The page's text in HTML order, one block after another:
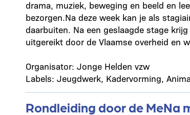
drama, muziek, beweging en beeld en
bezorgen.Na deze week kan je als
daarbuiten. Na een geslaagde stage
uitgereikt door de Vlaamse overheid en
Organisator: Jonge Helden vzw
Labels: Jeugdwerk, Kadervorming,
Rondleiding door de